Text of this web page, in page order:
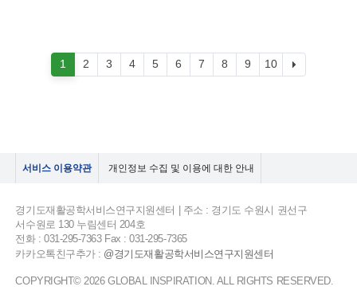
1 2 3 4 5 6 7 8 9 10
서비스 이용약관 개인정보 수집 및 이용에 대한 안내
경기도재활공학서비스연구지원센터 | 주소 : 경기도 수원시 권선구
서수원로 130 누림센터 204호
전화 : 031-295-7363 Fax : 031-295-7365
카카오톡친구추가 : @경기도재활공학서비스연구지원센터
COPYRIGHT© 2026 GLOBAL INSPIRATION. ALL RIGHTS RESERVED.